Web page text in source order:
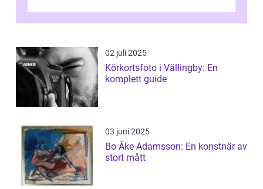
02 juli 2025
Körkortsfoto i Vällingby: En
komplett guide
03 juni 2025
Bo Åke Adamsson: En konstnär av
stort mått